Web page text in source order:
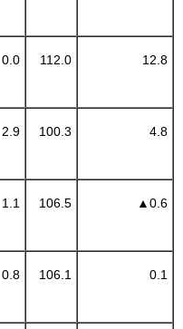
0.0 112.0 12.8
2.9 100.3 4.8
1.1 106.5 ▲0.6
0.8 106.1 0.1